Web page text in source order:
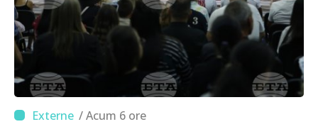
/ Acum 6 ore